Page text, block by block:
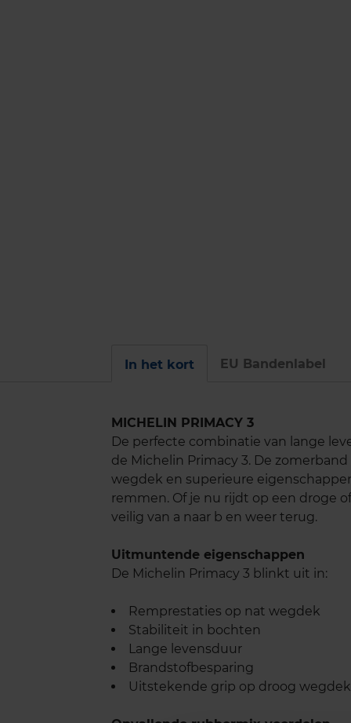
In het kort EU Bandenlabel
MICHELIN PRIMACY 3
De perfecte combinatie van lange
de Michelin Primacy 3. De
wegdek en superieure
remmen. Of je nu rijdt op een droge
veilig van a naar b en weer terug.
Uitmuntende eigenschappen
De Michelin Primacy 3 blinkt uit in:
Remprestaties op nat wegdek
Stabiliteit in bochten
Lange levensduur
Brandstofbesparing
Uitstekende grip op droog wegdek